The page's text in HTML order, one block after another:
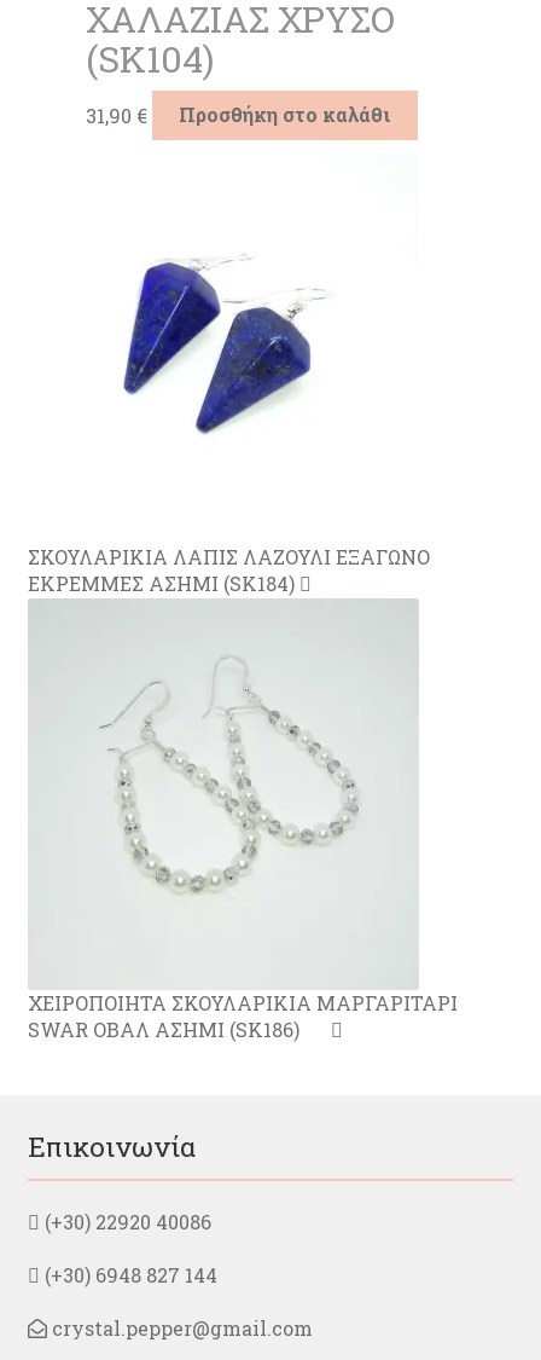
ΧΑΛΑΖΙΑΣ ΧΡΥΣΟ
(SK104)
31,90 € Προσθήκη στο καλάθι
ΣΚΟΥΛΑΡΙΚΙΑ ΛΑΠΙΣ ΛΑΖΟΥΛΙ ΕΞΑΓΩΝΟ
ΕΚΡΕΜΜΕΣ ΑΣΗΜΙ (SK184)
ΧΕΙΡΟΠΟΙΗΤΑ ΣΚΟΥΛΑΡΙΚΙΑ ΜΑΡΓΑΡΙΤΑΡΙ
SWAR ΟΒΑΛ ΑΣΗΜΙ (SK186)
Επικοινωνία
(+30) 22920 40086
(+30) 6948 827 144
crystal.pepper@gmail.com